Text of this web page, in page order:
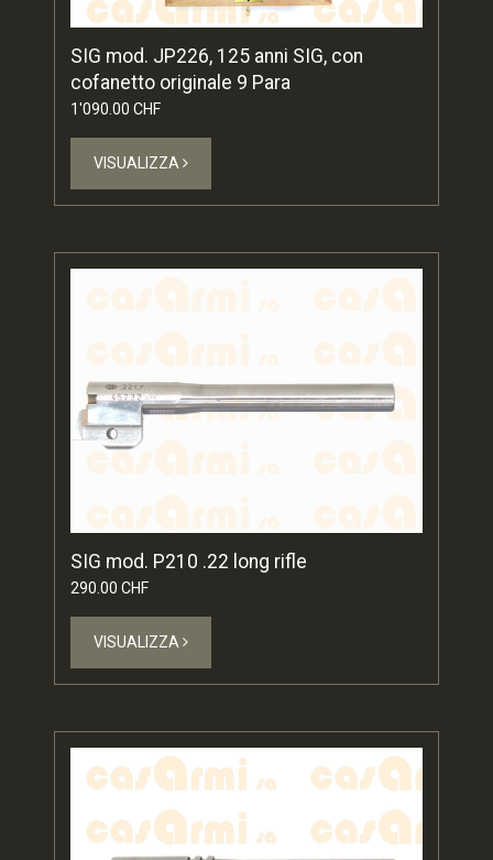
SIG mod. JP226, 125 anni SIG, con
cofanetto originale 9 Para
1'090.00 CHF
VISUALIZZA
SIG mod. P210 .22 long rifle
290.00 CHF
VISUALIZZA